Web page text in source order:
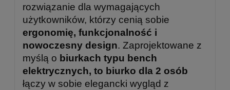
rozwiązanie dla wymagających
użytkowników, którzy cenią sobie
ergonomię, funkcjonalność i
nowoczesny design. Zaprojektowane z
myślą o biurkach typu bench
elektrycznych, to biurko dla 2 osób
łączy w sobie elegancki wygląd z